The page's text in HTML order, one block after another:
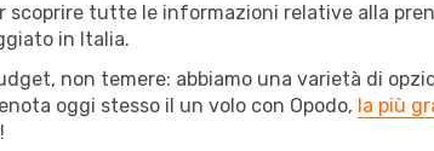
scoprire tutte le informazioni relative alla
in Italia.
non temere: abbiamo una varietà di
oggi stesso il un volo con Opodo, la più